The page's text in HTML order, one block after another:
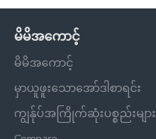
မိမိအကောင့်
မိမိအကောင့်
မှာယူဖူးသောအော်ဒါစာရင်း
ကျွန်ုပ်အကြိုက်ဆုံးပစ္စည်းများ